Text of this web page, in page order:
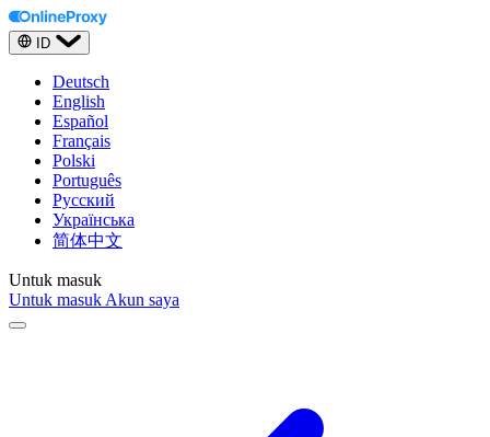
ID
Deutsch
English
Español
Français
Polski
Português
Русский
Українська
简体中文
Untuk masuk
Untuk masuk Akun saya